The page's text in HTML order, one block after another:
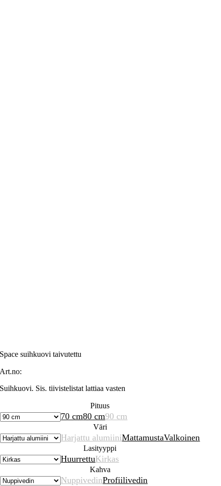
Space suihkuovi taivutettu
Art.no:
Suihkuovi. Sis. tiivistelistat lattiaa vasten
Pituus
70 cm80 cm90 cm
Väri
Harjattu alumiiniMattamustaValkoinen
Lasityyppi
HuurrettuKirkas
Kahva
NuppivedinProfiilivedin